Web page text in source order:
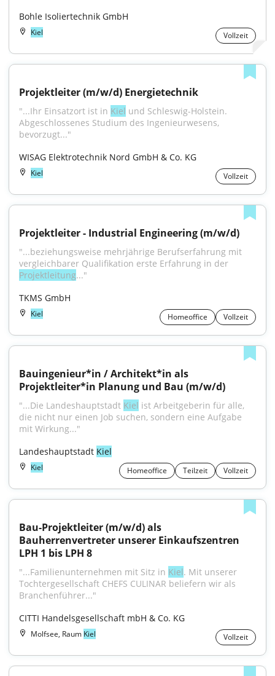
Bohle Isoliertechnik GmbH
Kiel Vollzeit
Projektleiter (m/w/d) Energietechnik
"...Ihr Einsatzort ist in Kiel und Schleswig-Holstein.
Abgeschlossenes Studium des Ingenieurwesens,
bevorzugt..."
WISAG Elektrotechnik Nord GmbH & Co. KG
Kiel Vollzeit
Projektleiter - Industrial Engineering (m/w/d)
"...beziehungsweise mehrjährige Berufserfahrung mit
Projektleitung..."
TKMS GmbH
Kiel Homeoffice Vollzeit
Bauingenieur*in / Architekt*in als
Projektleiter*in Planung und Bau (m/w/d)
"...Die Landeshauptstadt Kiel ist Arbeitgeberin für alle,
die nicht nur einen Job suchen, sondern eine Aufgabe
mit Wirkung..."
Landeshauptstadt Kiel
Kiel Homeoffice Teilzeit Vollzeit
Bau-Projektleiter (m/w/d) als
Bauherrenvertreter unserer Einkaufszentren
LPH 1 bis LPH 8
"...Familienunternehmen mit Sitz in Kiel. Mit unserer
Tochtergesellschaft CHEFS CULINAR beliefern wir als
Branchenführer..."
CITTI Handelsgesellschaft mbH & Co. KG
Molfsee, Raum Kiel Vollzeit